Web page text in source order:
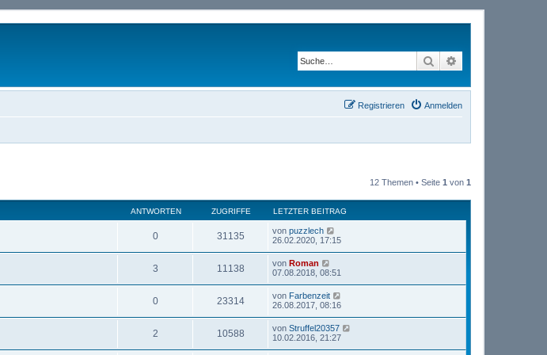
Suche
Anmelden
Registrieren
12 Themen • Seite 1 von 1
ANTWORTEN ZUGRIFFE LETZTER BEITRAG
0 31135 von puzzlech
26.02.2020, 17:15
3 11138 von Roman
07.08.2018, 08:51
0 23314 von Farbenzeit
26.08.2017, 08:16
2 10588 von Struffel20357
10.02.2016, 21:27